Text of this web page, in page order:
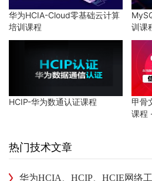
华为HCIA-Cloud零基础云计算
培训课程
训课
HCIP-华为数通认证课程
甲骨
课程
热门技术文章
华为HCIA、HCIP、HCIE网络